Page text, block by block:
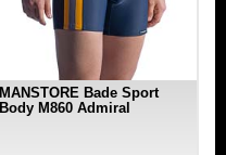
MANSTORE Bade Sport
Body M860 Admiral